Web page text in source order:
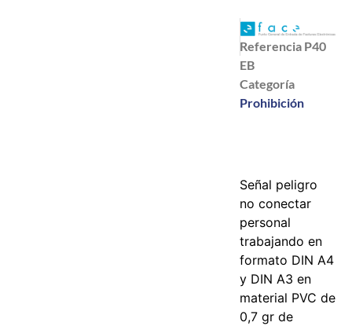
Referencia P40
EB
Categoría
Prohibición
Señal peligro
no conectar
personal
trabajando en
formato DIN A4
y DIN A3 en
material PVC de
0,7 gr de